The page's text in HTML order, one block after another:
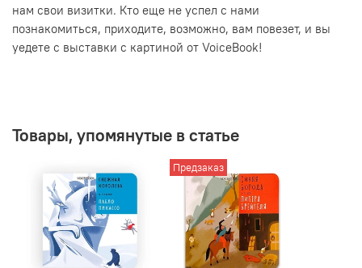
нам свои визитки. Кто еще не успел с нами
познакомиться, приходите, возможно, вам повезет, и вы
уедете с выставки с картиной от VoiceBook!
Товары, упомянутые в статье
Предзаказ